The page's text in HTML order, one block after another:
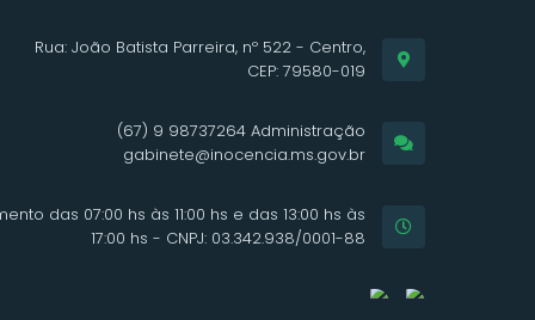
Rua: João Batista Parreira, nº 522 - Centro,
CEP: 79580-019
(67) 9 98737264 Administração
gabinete@inocencia.ms.gov.br
das 07:00 hs às 11:00 hs e das 13:00 hs às
17:00 hs - CNPJ: 03.342.938/0001-88